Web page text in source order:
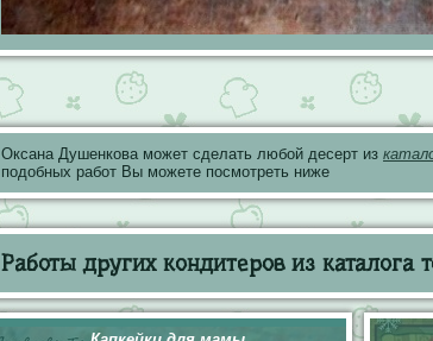
Оксана Душенкова может сделать любой десерт из
подобных работ Вы можете посмотреть ниже
Работы других кондитеров из каталога